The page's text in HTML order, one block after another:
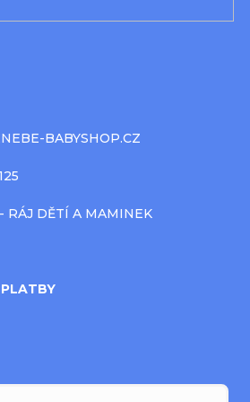
BABYSHOP.CZ
RÁJ DĚTÍ A MAMINEK